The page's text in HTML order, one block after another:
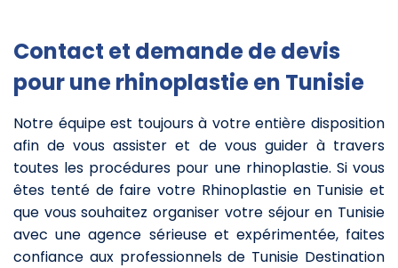
Contact et demande de devis
pour une rhinoplastie en Tunisie
Notre équipe est toujours à votre entière disposition
afin de vous assister et de vous guider à travers
toutes les procédures pour une rhinoplastie. Si vous
êtes tenté de faire votre Rhinoplastie en Tunisie et
que vous souhaitez organiser votre séjour en Tunisie
avec une agence sérieuse et expérimentée, faites
confiance aux professionnels de Tunisie Destination